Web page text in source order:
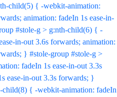
child(5) { -webkit-animation:
animation: fadeIn 1s ease-in-
#stole-g > g:nth-child(6) { -
in-out 3.6s forwards; animation:
} #stole-group #stole-g >
fadeIn 1s ease-in-out 3.3s
ease-in-out 3.3s forwards; }
child(8) { -webkit-animation: fadeIn